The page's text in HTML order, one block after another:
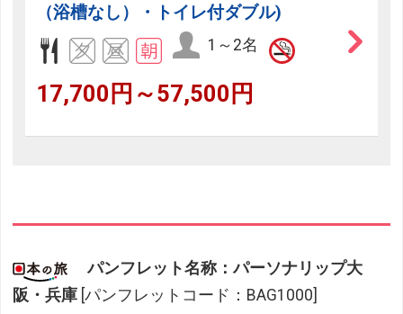
（浴槽なし）・トイレ付ダブル)
1～2名
17,700円～57,500円
パンフレット名称：パーソナリップ大
阪・兵庫 [パンフレットコード：BAG1000]